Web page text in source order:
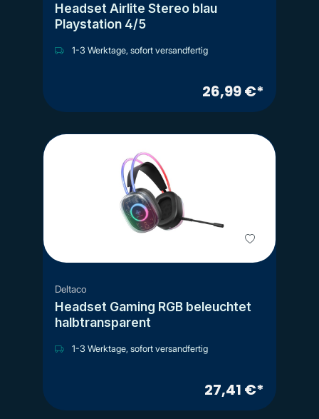
Headset Airlite Stereo blau
Playstation 4/5
1-3 Werktage, sofort versandfertig
26,99 €*
Deltaco
Headset Gaming RGB beleuchtet
halbtransparent
1-3 Werktage, sofort versandfertig
27,41 €*